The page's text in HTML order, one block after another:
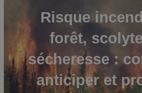
Risque
forêt,
sécheresse :
anticiper et